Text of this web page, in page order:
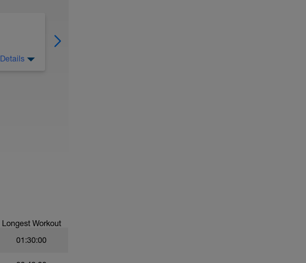
Details
Longest Workout
01:30:00